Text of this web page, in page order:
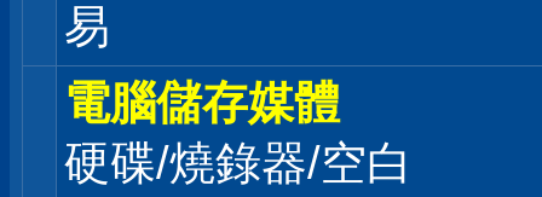
易
電腦儲存媒體
硬碟/燒錄器/空白